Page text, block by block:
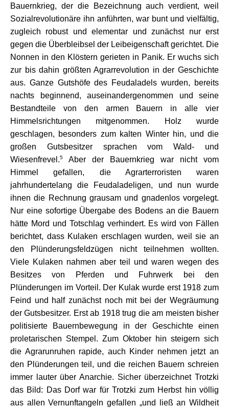
Bauernkrieg, der die Bezeichnung auch verdient, weil
Sozialrevolutionäre ihn anführten, war bunt und vielfältig,
zugleich robust und elementar und zunächst nur erst
gegen die Überbleibsel der Leibeigenschaft gerichtet. Die
Nonnen in den Klöstern gerieten in Panik. Er wuchs sich
zur bis dahin größten Agrarrevolution in der Geschichte
aus. Ganze Gutshöfe des Feudaladels wurden, bereits
nachts beginnend, auseinandergenommen und seine
Bestandteile von den armen Bauern in alle vier
Himmelsrichtungen mitgenommen. Holz wurde
geschlagen, besonders zum kalten Winter hin, und die
großen Gutsbesitzer sprachen vom Wald- und
Wiesenfrevel.5
Aber der Bauernkrieg war nicht vom
Himmel gefallen, die Agrarterroristen waren
jahrhundertelang die Feudaladeligen, und nun wurde
ihnen die Rechnung grausam und gnadenlos vorgelegt.
Nur eine sofortige Übergabe des Bodens an die Bauern
hätte Mord und Totschlag verhindert. Es wird von Fällen
berichtet, dass Kulaken erschlagen wurden, weil sie an
den Plünderungsfeldzügen nicht teilnehmen wollten.
Viele Kulaken nahmen aber teil und waren wegen des
Besitzes von Pferden und Fuhrwerk bei den
Plünderungen im Vorteil. Der Kulak wurde erst 1918 zum
Feind und half zunächst noch mit bei der Wegräumung
der Gutsbesitzer. Erst ab 1918 trug die am meisten bisher
politisierte Bauernbewegung in der Geschichte einen
proletarischen Stempel. Zum Oktober hin steigern sich
die Agrarunruhen rapide, auch Kinder nehmen jetzt an
den Plünderungen teil, und die reichen Bauern schreien
immer lauter über Anarchie. Sicher überzeichnet Trotzki
das Bild: Das Dorf war für Trotzki zum Herbst hin völlig
aus allen Vernunftangeln gefallen „und ließ an Wildheit